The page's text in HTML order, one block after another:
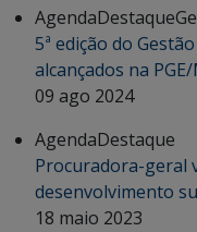
AgendaDestaque
5ª edição do
alcançados na PGE/
09 ago 2024
AgendaDestaque
Procuradora-geral
desenvolvimento
18 maio 2023